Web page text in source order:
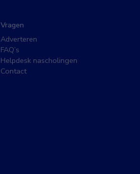
Vragen
Adverteren
FAQ’s
Helpdesk nascholingen
Contact